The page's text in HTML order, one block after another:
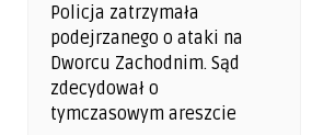
Policja zatrzymała
podejrzanego o ataki na
Dworcu Zachodnim. Sąd
zdecydował o
tymczasowym areszcie